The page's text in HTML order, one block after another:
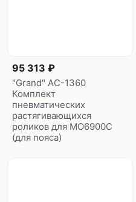
95 313 ₽
"Grand" AС-1360
Комплект
пневматических
растягивающихся
роликов для MO6900C
(для пояса)